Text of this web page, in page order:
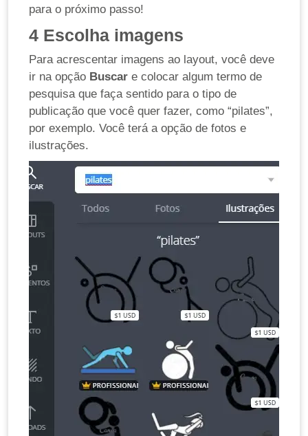
para o próximo passo!
4 Escolha imagens
Para acrescentar imagens ao layout, você deve
ir na opção Buscar e colocar algum termo de
pesquisa que faça sentido para o tipo de
publicação que você quer fazer, como “pilates”,
por exemplo. Você terá a opção de fotos e
ilustrações.